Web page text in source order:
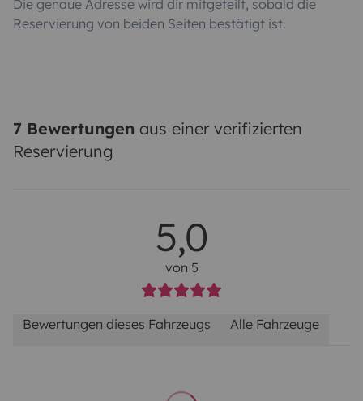
Die genaue Adresse wird dir mitgeteilt, sobald die
Reservierung von beiden Seiten bestätigt ist.
7 Bewertungen aus einer verifizierten
Reservierung
5,0
von 5
Bewertungen dieses Fahrzeugs Alle Fahrzeuge